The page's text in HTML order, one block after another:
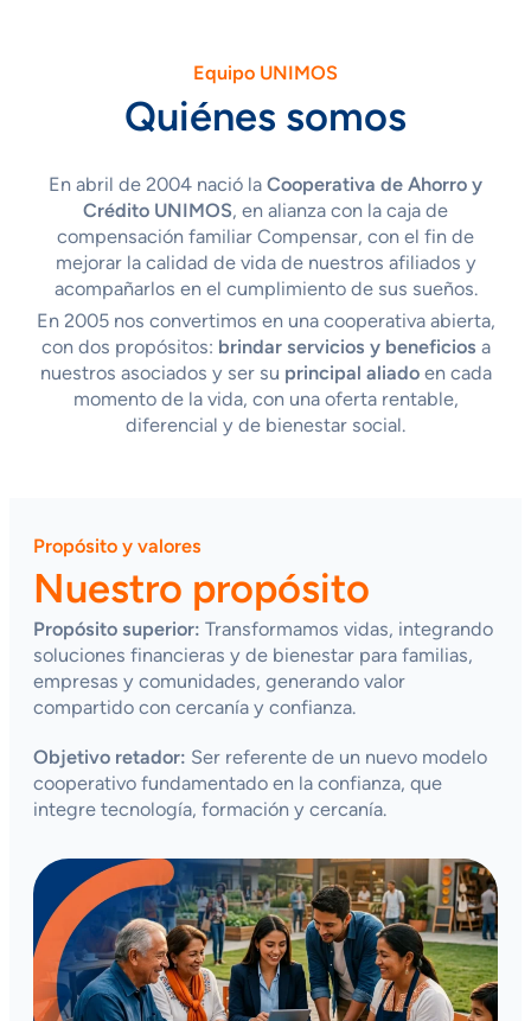
Equipo UNIMOS
Quiénes somos
En abril de 2004 nació la Cooperativa de Ahorro y
Crédito UNIMOS, en alianza con la caja de
compensación familiar Compensar, con el fin de
mejorar la calidad de vida de nuestros afiliados y
acompañarlos en el cumplimiento de sus sueños.
En 2005 nos convertimos en una cooperativa abierta,
con dos propósitos: brindar servicios y beneficios a
nuestros asociados y ser su principal aliadoen cada
momento de la vida, con una oferta rentable,
diferencial y de bienestar social.
Propósito y valores
Nuestro propósito
Propósito superior: Transformamos vidas, integrando
soluciones financieras y de bienestar para familias,
empresas y comunidades, generando valor
compartido con cercanía y confianza.
Objetivo retador: Ser referente de un nuevo modelo
cooperativo fundamentado en la confianza, que
integre tecnología, formación y cercanía.